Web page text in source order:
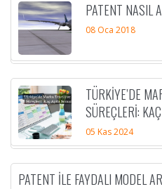
PATENT NASIL
08 Oca 2018
TÜRKIYE’DE
SÜREÇLERI:
05 Kas 2024
PATENT ILE FAYDALI MODEL